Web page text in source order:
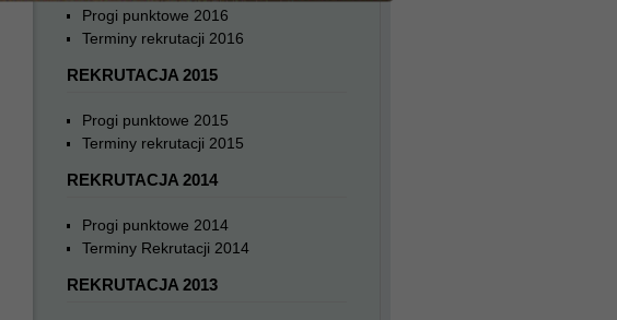
Progi punktowe 2016
Terminy rekrutacji 2016
REKRUTACJA 2015
Progi punktowe 2015
Terminy rekrutacji 2015
REKRUTACJA 2014
Progi punktowe 2014
Terminy Rekrutacji 2014
REKRUTACJA 2013